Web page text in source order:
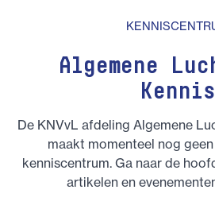
Algemene
Kennis
De KNVvL afdeling Algemene
maakt momenteel nog
kenniscentrum. Ga naar de
artikelen en